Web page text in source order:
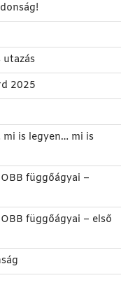
utazás
2025
is legyen… mi is
függőágyai –
függőágyai – első